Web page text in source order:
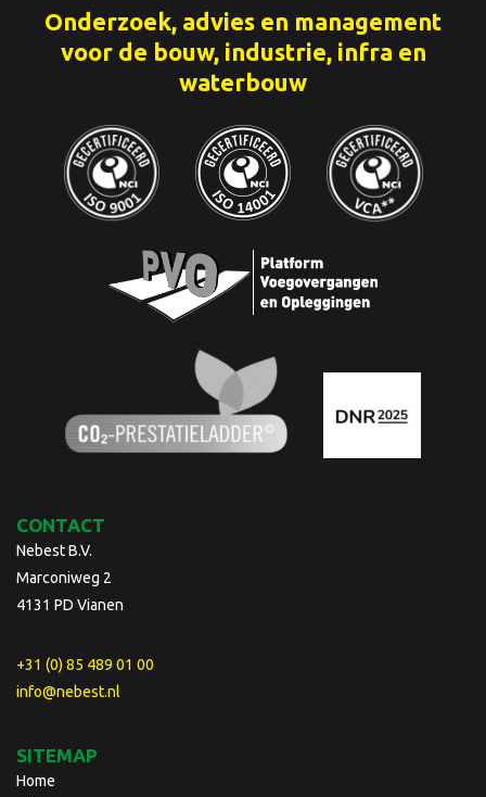
Onderzoek, advies en management
voor de bouw, industrie, infra en
waterbouw
CONTACT
Nebest B.V.
Marconiweg 2
4131 PD Vianen
+31 (0) 85 489 01 00
info@nebest.nl
SITEMAP
Home